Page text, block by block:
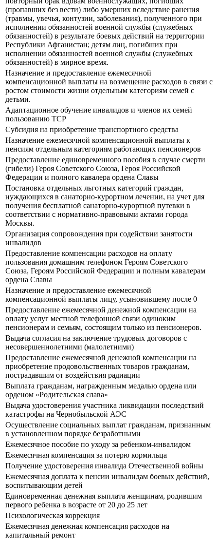
(пропавших без вести) либо умерших вследствие ранения
(травмы, увечья, контузии, заболевания), полученного при
исполнении обязанностей военной службы (служебных
обязанностей) в результате боевых действий на территории
Республики Афганистан; детям лиц, погибших при
исполнении обязанностей военной службы (служебных
обязанностей) в мирное время.
Назначение и предоставление ежемесячной
компенсационной выплаты на возмещение расходов в связи с
ростом стоимости жизни отдельным категориям семей с
детьми.
Адаптационное обучение инвалидов и членов их семей
пользованию ТСР
Субсидия на приобретение транспортного средства
Назначение ежемесячной компенсационной выплаты к
пенсиям отдельным категориям работающих пенсионеров
Предоставление единовременного пособия в случае смерти
(гибели) Героя Советского Союза, Героя Российской
Федерации и полного кавалера ордена Славы
Постановка отдельных льготных категорий граждан,
нуждающихся в санаторно-курортном лечении, на учет для
получения бесплатной санаторно-курортной путевки в
соответствии с нормативно-правовыми актами города
Москвы.
Организация сопровождения при содействии занятости
инвалидов
Предоставление компенсации расходов на оплату
пользования домашним телефоном Героям Советского
Союза, Героям Российской Федерации и полным кавалерам
ордена Славы
Назначение и предоставление ежемесячной
компенсационной выплаты лицу, усыновившему после 0
Предоставление ежемесячной денежной компенсации на
оплату услуг местной телефонной связи одиноким
пенсионерам и семьям, состоящим только из пенсионеров.
Выдача согласия на заключение трудовых договоров с
несовершеннолетними (малолетними)
Предоставление ежемесячной денежной компенсации на
приобретение продовольственных товаров гражданам,
пострадавшим от воздействия радиации
Выплата гражданам, награжденным медалью ордена или
орденом «Родительская слава»
Выдача удостоверения участника ликвидации последствий
катастрофы на Чернобыльской АЭС
Осуществление социальных выплат гражданам, признанным
в установленном порядке безработными
Ежемесячное пособие по уходу за ребенком-инвалидом
Ежемесячная компенсация за потерю кормильца
Получение удостоверения инвалида Отечественной войны
Ежемесячная доплата к пенсии инвалидам боевых действий,
воспитывающим детей
Единовременная денежная выплата женщинам, родившим
первого ребенка в возрасте от 20 до 25 лет
Психологическая коррекция
Ежемесячная денежная компенсация расходов на
капитальный ремонт